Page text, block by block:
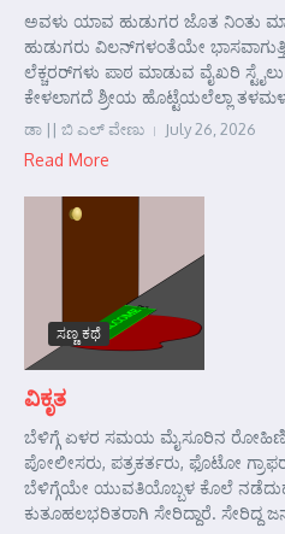
ಅವಳು ಯಾವ ಹುಡುಗರ ಜೊತ ನಿಂತು
ಹುಡುಗರು ವಿಲನ್‌ಗಳಂತೆಯೇ
ಲೆಕ್ಚರರ್‌ಗಳು ಪಾಠ ಮಾಡುವ ವೈಖರಿ
ಕೇಳಲಾಗದೆ ಶ್ರೀಯ ಹೊಟ್ಟೆಯಲೆಲ್ಲಾ
ಡಾ || ಬಿ ಎಲ್ ವೇಣು July 26, 2026
Read More
ಸಣ್ಣ ಕಥೆ
ವಿಕೃತ
ಬೆಳಿಗ್ಗೆ ಏಳರ ಸಮಯ ಮೈಸೂರಿನ ರೋಹಿಣಿ
ಪೋಲೀಸರು, ಪತ್ರಕರ್ತರು, ಫೊಟೋ
ಬೆಳಿಗ್ಗೆಯೇ ಯುವತಿಯೊಬ್ಬಳ ಕೊಲೆ
ಕುತೂಹಲಭರಿತರಾಗಿ ಸೇರಿದ್ದಾರೆ. ಸೇರಿದ್ದ